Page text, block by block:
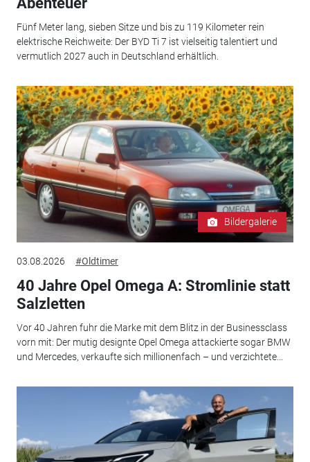
Fünf Meter lang, sieben Sitze und bis zu 119 Kilometer rein
elektrische Reichweite: Der BYD Ti 7 ist vielseitig talentiert und
vermutlich 2027 auch in Deutschland erhältlich.
Bildergalerie
03.08.2026 #Oldtimer
40 Jahre Opel Omega A: Stromlinie statt
Salzletten
Vor 40 Jahren fuhr die Marke mit dem Blitz in der Businessclass
vorn mit: Der mutig designte Opel Omega attackierte sogar BMW
und Mercedes, verkaufte sich millionenfach – und verzichtete...